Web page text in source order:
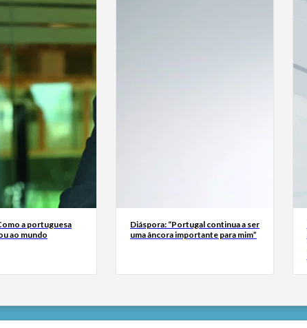
a portuguesa
ao mundo
Diáspora: “Portugal continua a ser
uma âncora importante para mim”